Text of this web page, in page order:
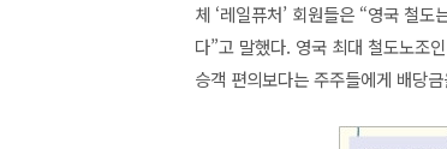
체 ‘레일퓨처’ 회원들은 “영국 철
다”고 말했다. 영국 최대 철도노조
승객 편의보다는 주주들에게 배당